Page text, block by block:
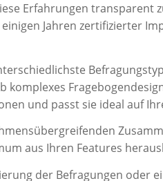
Erfahrungen transparent
einigen Jahren zertifizierter
komplexes
und passt sie ideal auf
aus Ihren Features
der Befragungen oder